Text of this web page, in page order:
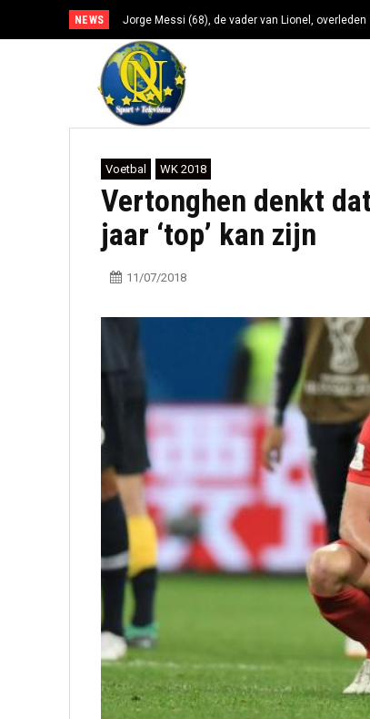
NEWS Jorge Messi (68), de vader van Lionel, overleden
Voetbal WK 2018
Vertonghen denkt
jaar ‘top’ kan zijn
11/07/2018